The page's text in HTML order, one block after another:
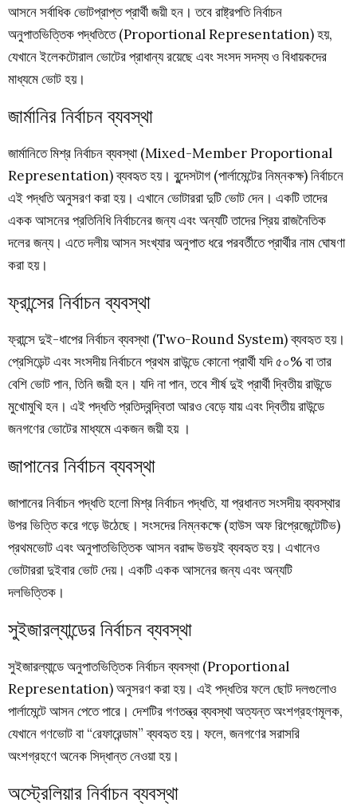
আসনে সর্বাধিক ভোটপ্রাপ্ত প্রার্থী জয়ী হন। তবে রাষ্ট্রপতি নির্বাচন
অনুপাতভিত্তিক পদ্ধতিতে (Proportional Representation) হয়,
যেখানে ইলেকটোরাল ভোটের প্রাধান্য রয়েছে এবং সংসদ সদস্য ও বিধায়কদের
মাধ্যমে ভোট হয়।
জার্মানির নির্বাচন ব্যবস্থা
জার্মানিতে মিশ্র নির্বাচন ব্যবস্থা (Mixed-Member Proportional
Representation) ব্যবহৃত হয়। বুন্দেসটাগ (পার্লামেন্টের নিম্নকক্ষ) নির্বাচনে
এই পদ্ধতি অনুসরণ করা হয়। এখানে ভোটাররা দুটি ভোট দেন। একটি তাদের
একক আসনের প্রতিনিধি নির্বাচনের জন্য এবং অন্যটি তাদের প্রিয় রাজনৈতিক
দলের জন্য। এতে দলীয় আসন সংখ্যার অনুপাত ধরে পরবর্তীতে প্রার্থীর নাম ঘোষণা
করা হয়।
ফ্রান্সের নির্বাচন ব্যবস্থা
ফ্রান্সে দুই-ধাপের নির্বাচন ব্যবস্থা (Two-Round System) ব্যবহৃত হয়।
প্রেসিডেন্ট এবং সংসদীয় নির্বাচনে প্রথম রাউন্ডে কোনো প্রার্থী যদি ৫০% বা তার
বেশি ভোট পান, তিনি জয়ী হন। যদি না পান, তবে শীর্ষ দুই প্রার্থী দ্বিতীয় রাউন্ডে
মুখোমুখি হন। এই পদ্ধতি প্রতিদ্বন্দ্বিতা আরও বেড়ে যায় এবং দ্বিতীয় রাউন্ডে
জনগণের ভোটের মাধ্যমে একজন জয়ী হয় ।
জাপানের নির্বাচন ব্যবস্থা
জাপানের নির্বাচন পদ্ধতি হলো মিশ্র নির্বাচন পদ্ধতি, যা প্রধানত সংসদীয় ব্যবস্থার
উপর ভিত্তি করে গড়ে উঠেছে। সংসদের নিম্নকক্ষে (হাউস অফ রিপ্রেজেন্টেটিভ)
প্রথমভোট এবং অনুপাতভিত্তিক আসন বরাদ্দ উভয়ই ব্যবহৃত হয়। এখানেও
ভোটাররা দুইবার ভোট দেয়। একটি একক আসনের জন্য এবং অন্যটি
দলভিত্তিক।
সুইজারল্যান্ডের নির্বাচন ব্যবস্থা
সুইজারল্যান্ডে অনুপাতভিত্তিক নির্বাচন ব্যবস্থা (Proportional
Representation) অনুসরণ করা হয়। এই পদ্ধতির ফলে ছোট দলগুলোও
পার্লামেন্টে আসন পেতে পারে। দেশটির গণতন্ত্র ব্যবস্থা অত্যন্ত অংশগ্রহণমূলক,
যেখানে গণভোট বা “রেফারেন্ডাম” ব্যবহৃত হয়। ফলে, জনগণের সরাসরি
অংশগ্রহণে অনেক সিদ্ধান্ত নেওয়া হয়।
অস্ট্রেলিয়ার নির্বাচন ব্যবস্থা